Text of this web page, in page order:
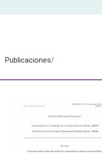
Publicaciones/